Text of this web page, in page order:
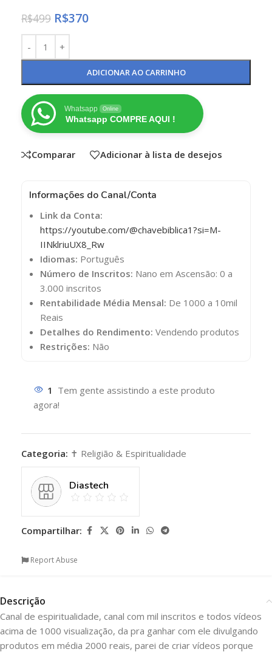
R$499 R$370
ADICIONAR AO CARRINHO
Whatsapp Online
Whatsapp COMPRE AQUI !
Comparar Adicionar à lista de desejos
Informações do Canal/Conta
Link da Conta:
https://youtube.com/@chavebiblica1?si=M-
IINklriuUX8_Rw
Idiomas: Português
Número de Inscritos: Nano em Ascensão: 0 a
3.000 inscritos
Rentabilidade Média Mensal: De 1000 a 10mil
Reais
Detalhes do Rendimento: Vendendo produtos
Restrições: Não
1 Tem gente assistindo a este produto
agora!
Categoria: ✝️ Religião & Espiritualidade
Diastech
Compartilhar:
Report Abuse
Descrição
Canal de espiritualidade, canal com mil inscritos e todos vídeos
acima de 1000 visualização, da pra ganhar com ele divulgando
produtos em média 2000 reais, parei de criar vídeos porque